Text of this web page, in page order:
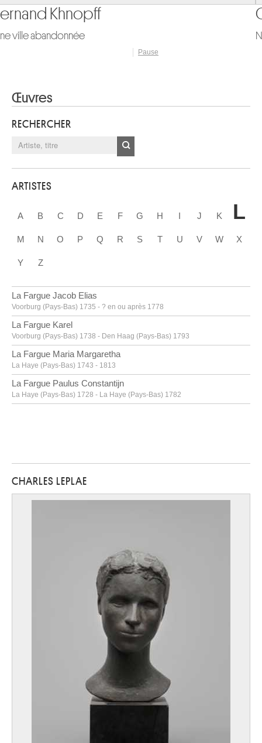
Gabriel Grupello
Narcisse
Pause
Œuvres
RECHERCHER
ARTISTES
A B C D E F G H I J K L
M N O P Q R S T U V W X
Y Z
La Fargue Jacob Elias
Voorburg (Pays-Bas) 1735 - ? en ou après 1778
La Fargue Karel
Voorburg (Pays-Bas) 1738 - Den Haag (Pays-Bas) 1793
La Fargue Maria Margaretha
La Haye (Pays-Bas) 1743 - 1813
La Fargue Paulus Constantijn
La Haye (Pays-Bas) 1728 - La Haye (Pays-Bas) 1782
Douai, Nord (France) 1905 - Paris (France) 1982
Wavre 1843 - Schaerbeek / Bruxelles 1896
CHARLES LEPLAE